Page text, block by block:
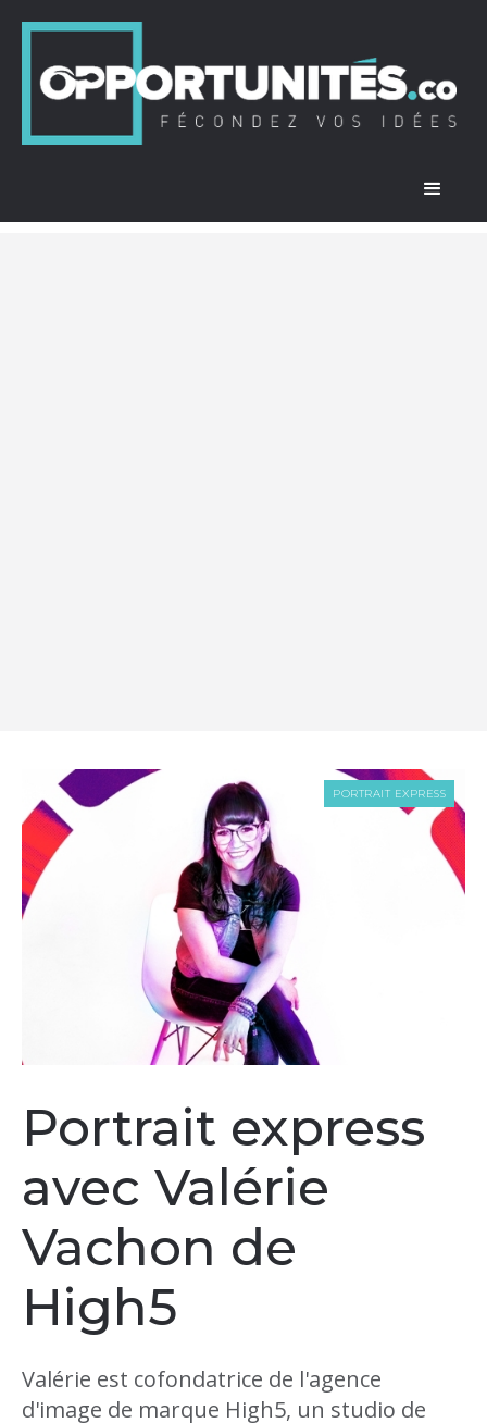
PORTRAIT EXPRESS
Portrait express
avec Valérie
Vachon de
High5
Valérie est cofondatrice de l'agence
d'image de marque High5, un studio de